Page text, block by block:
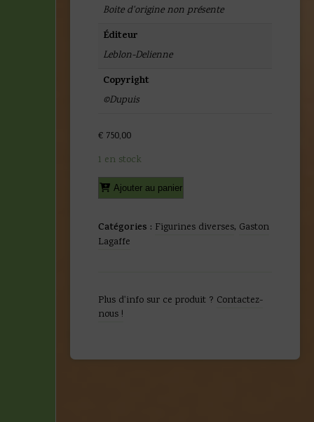
Boite d'origine non présente
Éditeur
Leblon-Delienne
Copyright
©Dupuis
€ 750,00
1 en stock
quantité
de
-
Buste
Delienne
-
Ajouter au panier
Catégories : Figurines diverses, Gaston
Lagaffe
Plus d'info sur ce produit ? Contactez-
nous !